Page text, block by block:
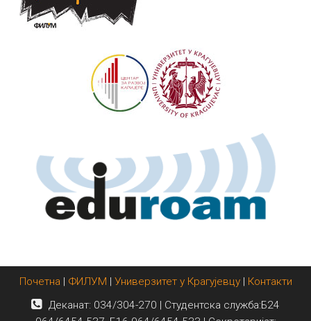
Почетна | ФИЛУМ | Универзитет у Крагујевцу| Контакти
Деканат: 034/304-270 | Студентска служба:Б24